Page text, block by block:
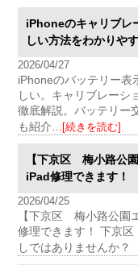
iPhoneのキャリブレ
しい方法をわかりや
2026/04/27
iPhoneのバッテリー表
しい。キャリブレーシ
徹底解説。バッテリー
も紹介…[続きを読む]
【下京区 梅小路公
iPad修理できます！
2026/04/25
【下京区 梅小路公園
修理できます！ 下京
しではありませんか